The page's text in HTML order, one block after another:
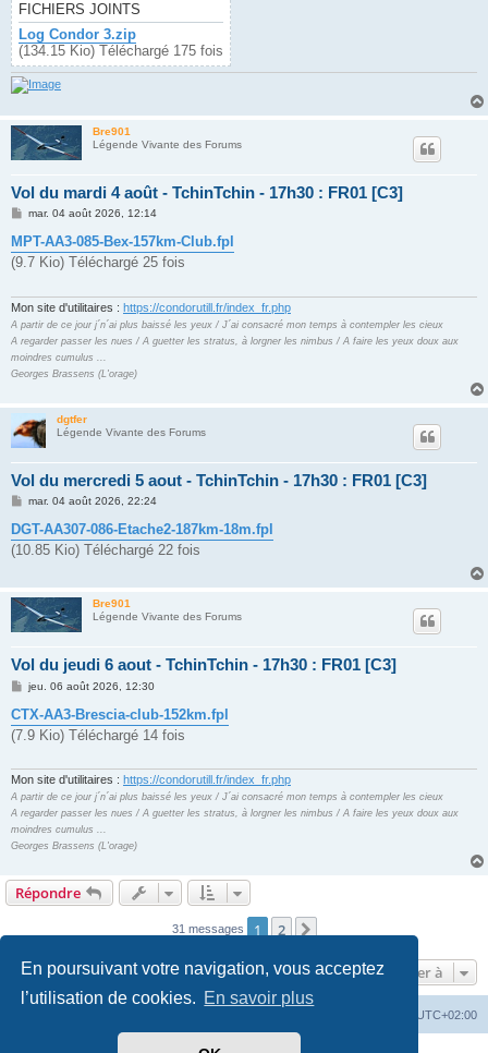
En poursuivant votre navigation, vous acceptez
l’utilisation de cookies. En savoir plus
FICHIERS JOINTS
Log Condor 3.zip
(134.15 Kio) Téléchargé 175 fois
Bre901
Légende Vivante des Forums
Vol du mardi 4 août - TchinTchin - 17h30 : FR01 [C3]
M
s
s
a
mar. 04 août 2026, 12:14
MPT-AA3-085-Bex-157km-Club.fpl
(9.7 Kio) Téléchargé 25 fois
Mon site d'utilitaires : https://condorutill.fr/index_fr.php
A partir de ce jour j´n´ai plus baissé les yeux / J´ai consacré mon temps à contempler les cieux
A regarder passer les nues / A guetter les stratus, à lorgner les nimbus / A faire les yeux doux aux
moindres cumulus ...
Georges Brassens (L'orage)
dgtfer
Légende Vivante des Forums
Vol du mercredi 5 aout - TchinTchin - 17h30 : FR01 [C3]
M
s
s
a
mar. 04 août 2026, 22:24
DGT-AA307-086-Etache2-187km-18m.fpl
(10.85 Kio) Téléchargé 22 fois
Bre901
Légende Vivante des Forums
Vol du jeudi 6 aout - TchinTchin - 17h30 : FR01 [C3]
M
s
s
a
jeu. 06 août 2026, 12:30
CTX-AA3-Brescia-club-152km.fpl
(7.9 Kio) Téléchargé 14 fois
Mon site d'utilitaires : https://condorutill.fr/index_fr.php
A partir de ce jour j´n´ai plus baissé les yeux / J´ai consacré mon temps à contempler les cieux
A regarder passer les nues / A guetter les stratus, à lorgner les nimbus / A faire les yeux doux aux
moindres cumulus ...
Georges Brassens (L'orage)
Répondre
31 messages 1 2 Suivante
Aller à
UTC+02:00